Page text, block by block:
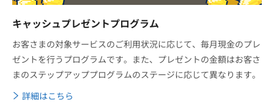
キャッシュプレゼントプログラム
お客さまの対象サービスのご利用状況に応じて、毎月現金のプレ
ゼントを行うプログラムです。また、プレゼントの金額はお客さ
まのステップアッププログラムのステージに応じて異なります。
詳細はこちら